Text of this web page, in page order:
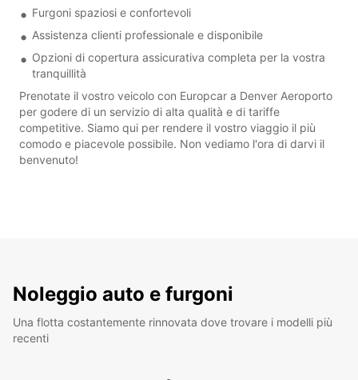
Furgoni spaziosi e confortevoli
Assistenza clienti professionale e disponibile
Opzioni di copertura assicurativa completa per la vostra
tranquillità
Prenotate il vostro veicolo con Europcar a Denver Aeroporto
per godere di un servizio di alta qualità e di tariffe
competitive. Siamo qui per rendere il vostro viaggio il più
comodo e piacevole possibile. Non vediamo l'ora di darvi il
benvenuto!
Noleggio auto e furgoni
Una flotta costantemente rinnovata dove trovare i modelli più
recenti